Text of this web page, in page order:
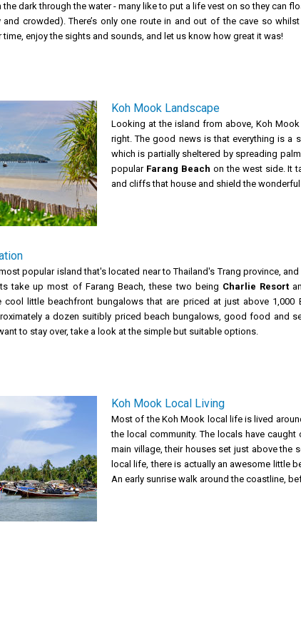
dark through the water - many like to put a life vest on so they can
crowded). There’s only one route in and out of the cave so
enjoy the sights and sounds, and let us know how great it was!
Koh Mook Landscape
Looking at the island from above, Koh
right. The good news is that everything is a
which is partially sheltered by spreading
popular Farang Beach on the west side. It
and cliffs that house and shield the wonderful
popular island that's located near to Thailand's Trang province,
take up most of Farang Beach, these two being Charlie Resort
little beachfront bungalows that are priced at just above 1,000
a dozen suitibly priced beach bungalows, good food and
to stay over, take a look at the simple but suitable options.
Koh Mook Local Living
Most of the Koh Mook local life is lived
the local community. The locals have
main village, their houses set just above
local life, there is actually an awesome little
An early sunrise walk around the coastline,